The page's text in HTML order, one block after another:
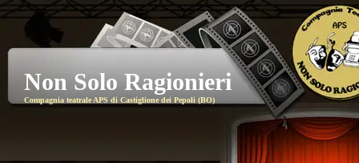
Non Solo Ragionieri
Compagnia teatrale APS di Castiglione dei Pepoli (BO)